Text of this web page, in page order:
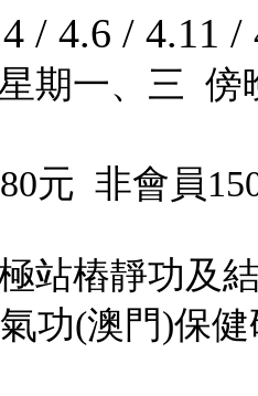
/ 4.6 / 4.11 /
期一、三
元 非會員
站樁靜功及
功(澳門)保健